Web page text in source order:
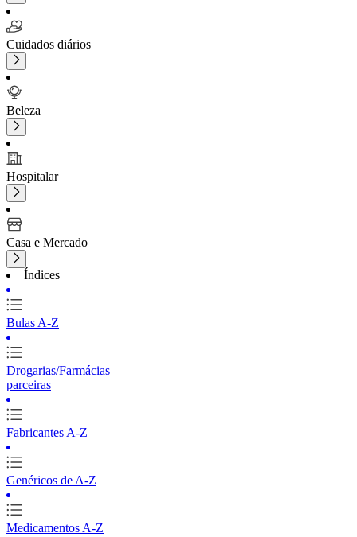
Cuidados diários
Beleza
Hospitalar
Casa e Mercado
Índices
Bulas A-Z
Drogarias/Farmácias
parceiras
Fabricantes A-Z
Genéricos de A-Z
Medicamentos A-Z